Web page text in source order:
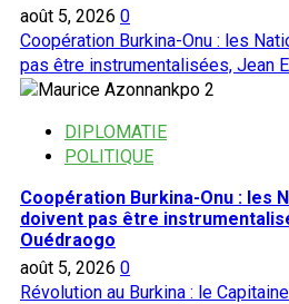
aux
droits
de
l’Homme
fermera
bientôt
ses
portes
août 5, 2026 0
Coopération Burkina-Onu : les
pas être instrumentalisées, Jean
2
DIPLOMATIE
POLITIQUE
Coopération Burkina-Onu : les
doivent pas être
Ouédraogo
août 5, 2026 0
Révolution au Burkina : le